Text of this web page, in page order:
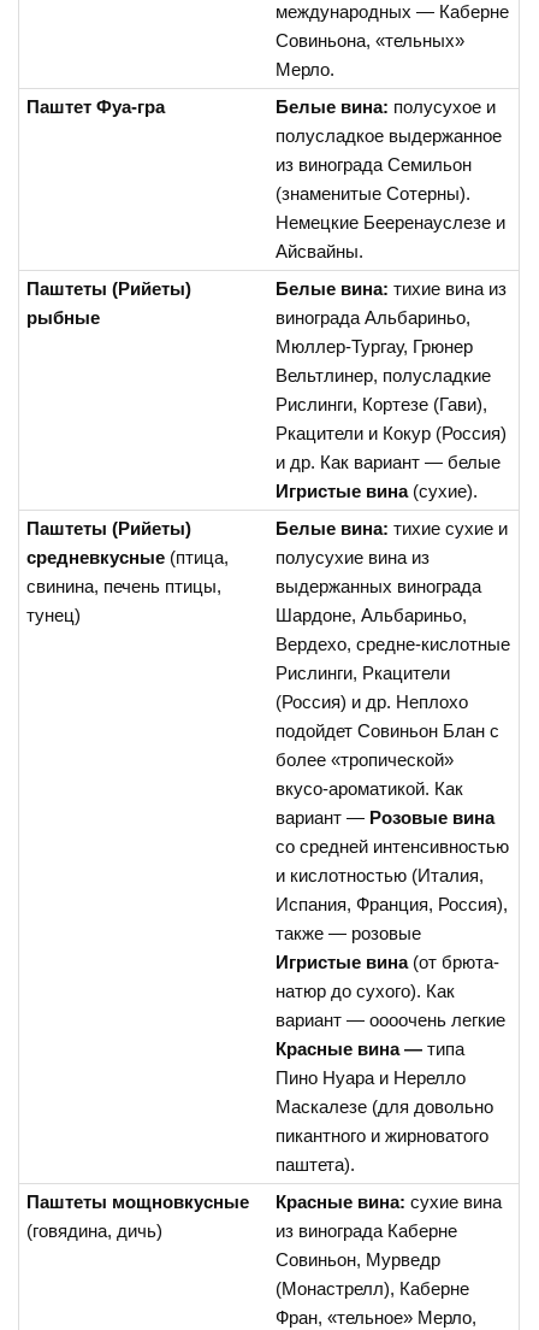
международных — Каберне
Совиньона, «тельных»
Мерло.
Паштет Фуа-гра
Белые вина: полусухое и
полусладкое выдержанное
из винограда Семильон
(знаменитые Сотерны).
Немецкие Бееренауслезе и
Айсвайны.
Паштеты (Рийеты)
рыбные
Белые вина: тихие вина из
винограда Альбариньо,
Мюллер-Тургау, Грюнер
Вельтлинер, полусладкие
Рислинги, Кортезе (Гави),
Ркацители и Кокур (Россия)
и др. Как вариант — белые
Игристые вина(сухие).
Паштеты (Рийеты)
средневкусные (птица,
свинина, печень птицы,
тунец)
Белые вина: тихие сухие и
полусухие вина из
выдержанных винограда
Шардоне, Альбариньо,
Вердехо, средне-кислотные
Рислинги, Ркацители
(Россия) и др. Неплохо
подойдет Совиньон Блан с
более «тропической»
вкусо-ароматикой. Как
вариант — Розовые вина
со средней интенсивностью
и кислотностью (Италия,
Испания, Франция, Россия),
также — розовые
Игристые вина(от брюта-
натюр до сухого). Как
вариант — оооочень легкие
Красные вина — типа
Пино Нуара и Нерелло
Маскалезе (для довольно
пикантного и жирноватого
паштета).
Паштеты мощновкусные
(говядина, дичь)
Красные вина: сухие вина
из винограда Каберне
Совиньон, Мурведр
(Монастрелл), Каберне
Фран, «тельное» Мерло,